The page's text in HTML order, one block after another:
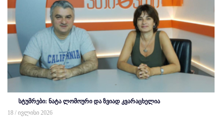
სტუმრები: ნატა ლომოური და ზვიად კვარაცხელია
18 / ივლისი 2026